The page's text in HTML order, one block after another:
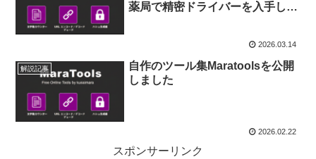
薬局で精密ドライバーを入手しま
2026.03.14
解説記事
自作のツール集Maratoolsを公開
しました
2026.02.22
スポンサーリンク